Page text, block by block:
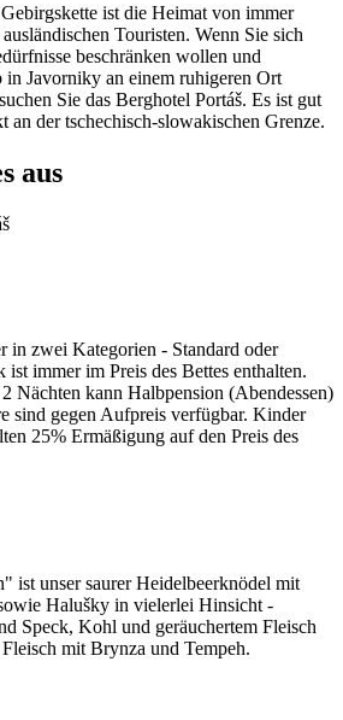
ist die Heimat von immer
Touristen. Wenn Sie sich
beschränken wollen und
Javorniky an einem ruhigeren Ort
Sie das Berghotel Portáš. Es ist gut
an der tschechisch-slowakischen Grenze.
aus
in zwei Kategorien - Standard oder
immer im Preis des Bettes enthalten.
Nächten kann Halbpension (Abendessen)
sind gegen Aufpreis verfügbar. Kinder
25% Ermäßigung auf den Preis des
ist unser saurer Heidelbeerknödel mit
Halušky in vielerlei Hinsicht -
Speck, Kohl und geräuchertem Fleisch
mit Brynza und Tempeh.